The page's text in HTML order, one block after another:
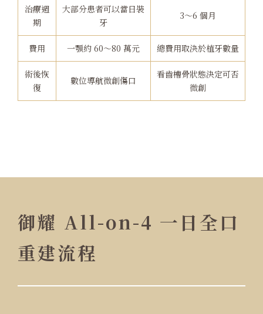
治療週
期
大部分患者可以當日裝
牙
3～6 個月
費用 一顎約 60～80 萬元 總費用取決於植牙數量
術後恢
復
數位導航微創傷口
看齒槽骨狀態決定可否
微創
御耀 All-on-4 一日全口
重建流程